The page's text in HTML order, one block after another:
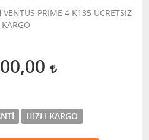
PRIME 4 K135 ÜCRETSİZ
KARGO
HIZLI KARGO